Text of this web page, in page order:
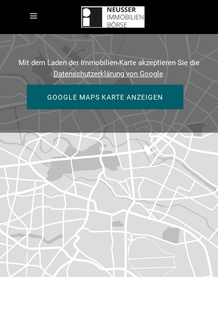
Mit dem Laden der Immobilien-Karte akzeptieren Sie die
Datenschutzerklärung von Google.
GOOGLE MAPS KARTE ANZEIGEN